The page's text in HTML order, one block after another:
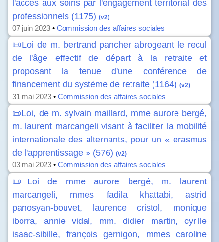
l'accès aux soins par l'engagement territorial des
professionnels (1175) (v2)
07 juin 2023 • Commission des affaires sociales
📜Loi de m. bertrand pancher abrogeant le recul
de l'âge effectif de départ à la retraite et
proposant la tenue d'une conférence de
financement du système de retraite (1164) (v2)
31 mai 2023 • Commission des affaires sociales
📜Loi, de m. sylvain maillard, mme aurore bergé,
m. laurent marcangeli visant à faciliter la mobilité
internationale des alternants, pour un « erasmus
de l'apprentissage » (576) (v2)
03 mai 2023 • Commission des affaires sociales
📜Loi de mme aurore bergé, m. laurent
marcangeli, mmes fadila khattabi, astrid
panosyan-bouvet, laurence cristol, monique
iborra, annie vidal, mm. didier martin, cyrille
isaac-sibille, françois gernigon, mmes caroline